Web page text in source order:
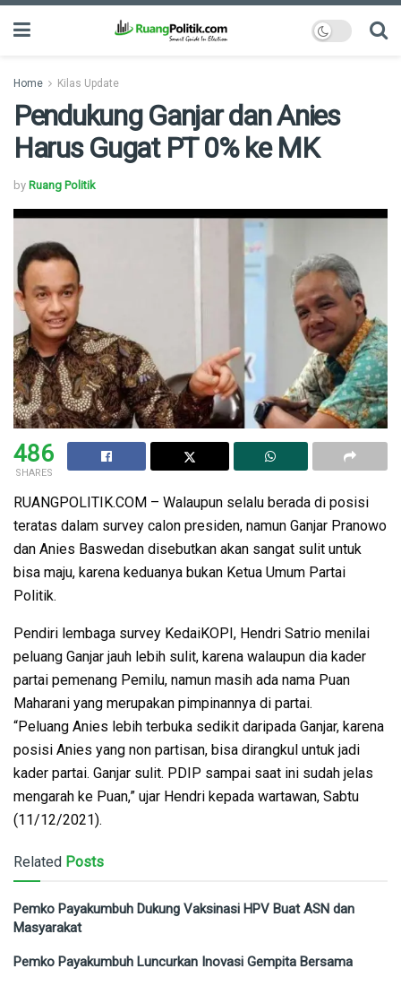
Home Kilas Update
Pendukung Ganjar dan Anies
Harus Gugat PT 0% ke MK
by Ruang Politik
486
SHARES
RUANGPOLITIK.COM – Walaupun selalu berada di posisi
teratas dalam survey calon presiden, namun Ganjar Pranowo
dan Anies Baswedan disebutkan akan sangat sulit untuk
bisa maju, karena keduanya bukan Ketua Umum Partai
Politik.
Pendiri lembaga survey KedaiKOPI, Hendri Satrio menilai
peluang Ganjar jauh lebih sulit, karena walaupun dia kader
partai pemenang Pemilu, namun masih ada nama Puan
Maharani yang merupakan pimpinannya di partai.
“Peluang Anies lebih terbuka sedikit daripada Ganjar, karena
posisi Anies yang non partisan, bisa dirangkul untuk jadi
kader partai. Ganjar sulit. PDIP sampai saat ini sudah jelas
mengarah ke Puan,” ujar Hendri kepada wartawan, Sabtu
(11/12/2021).
Related Posts
Pemko Payakumbuh Dukung Vaksinasi HPV Buat ASN dan
Masyarakat
Pemko Payakumbuh Luncurkan Inovasi Gempita Bersama